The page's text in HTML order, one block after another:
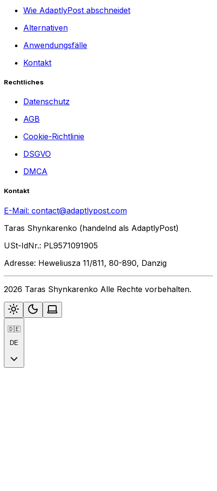
Wie AdaptlyPost abschneidet
Alternativen
Anwendungsfälle
Kontakt
Rechtliches
Datenschutz
AGB
Cookie-Richtlinie
DSGVO
DMCA
Kontakt
E-Mail: contact@adaptlypost.com
Taras Shynkarenko (handelnd als AdaptlyPost)
USt-IdNr.: PL9571091905
Adresse: Heweliusza 11/811, 80-890, Danzig
2026 Taras Shynkarenko Alle Rechte vorbehalten.
🇩🇪
DE